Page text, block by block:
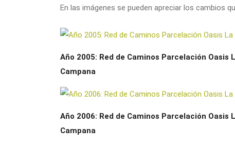
En las imágenes se pueden apreciar los cambios
Año 2005: Red de Caminos Parcelación
Campana
Año 2006: Red de Caminos Parcelación
Campana